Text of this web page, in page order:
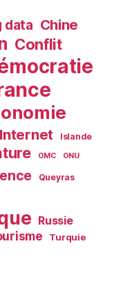
data Chine
Conflit
Internet Islande
OMC ONU
Queyras
Russie
Turquie